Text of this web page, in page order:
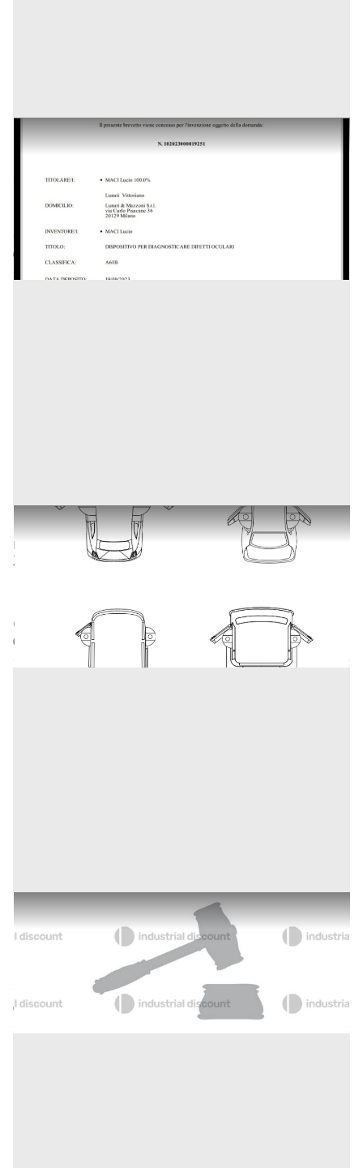
Dispositivo per diagnosticare difetti oculari
Inserito il: 19/02/2026
(Salerno)
50.000 €
Codice annuncio:1920226581
Rain Shield - Brevetto Industriale ITA e PCT
Annuncio scaduto
Prezzo
3.000 €
Codice annuncio: 1506721984
1#8855 Cessione n.42 domini n.4 diritti d'autore dei
software e marchi registrati
Inserito il: 28/01/2026
(Milano)
Annuncio scaduto
Codice annuncio:1523709175